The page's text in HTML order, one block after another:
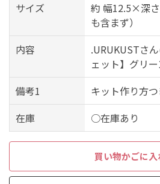
サイズ
約 幅12.5×深
も含まず）
内容
.URUKUSTさ
ェット】グリ
備考1
キット作り方つ
在庫
○在庫あり
買い物かごに入